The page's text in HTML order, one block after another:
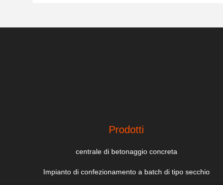
Prodotti
centrale di betonaggio concreta
Impianto di confezionamento a batch di tipo secchio